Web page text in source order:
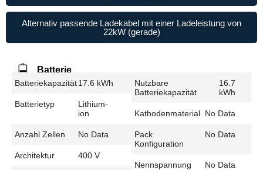
Alternativ passende Ladekabel mit einer Ladeleistung von
22kW (gerade)
Batterie
Batteriekapazität17.6 kWh
Batterietyp
Lithium-
ion
Anzahl Zellen No Data
Architektur 400 V
Nutzbare
Batteriekapazität
16.7
kWh
Kathodenmaterial No Data
Pack
Konfiguration
No Data
Nennspannung No Data